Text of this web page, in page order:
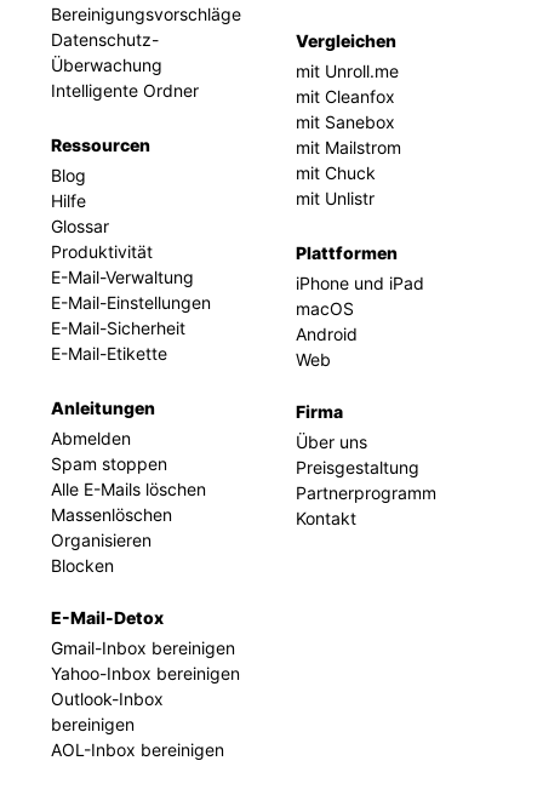
Bereinigungsvorschläge
Datenschutz-
Überwachung
Intelligente Ordner
Ressourcen
Blog
Hilfe
Glossar
Produktivität
E-Mail-Verwaltung
E-Mail-Einstellungen
E-Mail-Sicherheit
E-Mail-Etikette
Anleitungen
Abmelden
Spam stoppen
Alle E-Mails löschen
Massenlöschen
Organisieren
Blocken
E-Mail-Detox
Gmail-Inbox bereinigen
Yahoo-Inbox bereinigen
Outlook-Inbox
bereinigen
AOL-Inbox bereinigen
Vergleichen
mit Unroll.me
mit Cleanfox
mit Sanebox
mit Mailstrom
mit Chuck
mit Unlistr
Plattformen
iPhone und iPad
macOS
Android
Web
Firma
Über uns
Preisgestaltung
Partnerprogramm
Kontakt